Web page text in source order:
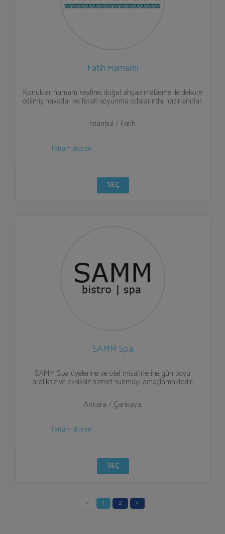
Fatih Hamamı
Konuklar hamam keyfine, doğal ahşap malzeme ile dekore
edilmiş havadar ve ferah soyunma odalarında hazırlanırlar.
İstanbul / Fatih
İletişim Bilgileri
SEÇ
SAMM Spa
SAMM Spa üyelerine ve otel misafirlerine gün boyu
aralıksız ve eksiksiz hizmet sunmayı amaçlamaktadır.
Ankara / Çankaya
İletişim Bilgileri
SEÇ
« 1 2 »